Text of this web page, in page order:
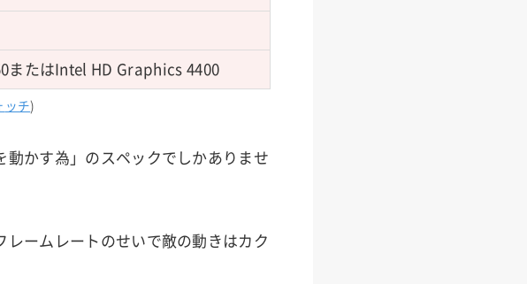
またはIntel HD Graphics 4400
ッチ)
かす為」のスペックでしかありませ
ームレートのせいで敵の動きはカク